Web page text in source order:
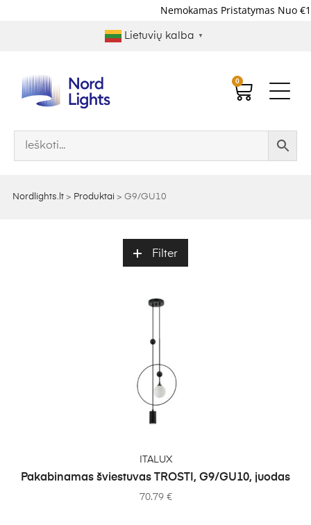
Nemokamas Pristatymas Nuo
Lietuvių kalba ▼
0
Nordlights.lt > Produktai > G9/GU10
Filter
ITALUX
Pakabinamas šviestuvas TROSTI, G9/GU10, juodas
70.79 €